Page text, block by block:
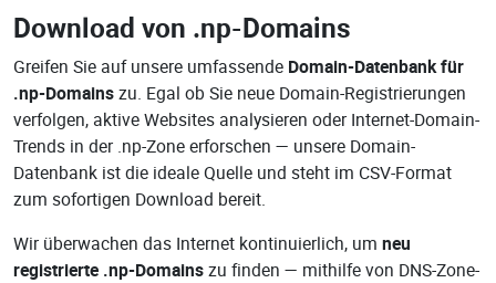
Download von .np-Domains
Greifen Sie auf unsere umfassende Domain-Datenbank für
.np-Domainszu. Egal ob Sie neue Domain-Registrierungen
verfolgen, aktive Websites analysieren oder Internet-Domain-
Trends in der .np-Zone erforschen — unsere Domain-
Datenbank ist die ideale Quelle und steht im CSV-Format
zum sofortigen Download bereit.
Wir überwachen das Internet kontinuierlich, um neu
registrierte .np-Domainszu finden — mithilfe von DNS-Zone-